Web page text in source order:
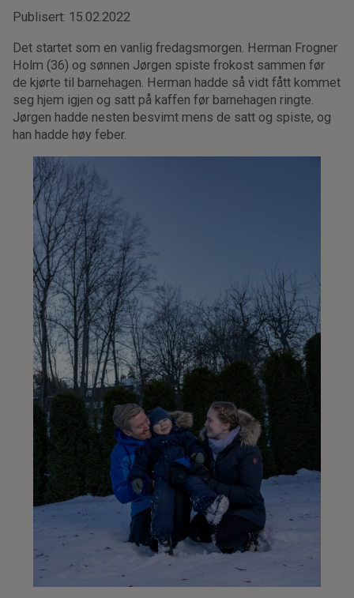
Publisert: 15.02.2022
Det startet som en vanlig fredagsmorgen. Herman Frogner
Holm (36) og sønnen Jørgen spiste frokost sammen før
de kjørte til barnehagen. Herman hadde så vidt fått kommet
seg hjem igjen og satt på kaffen før barnehagen ringte.
Jørgen hadde nesten besvimt mens de satt og spiste, og
han hadde høy feber.